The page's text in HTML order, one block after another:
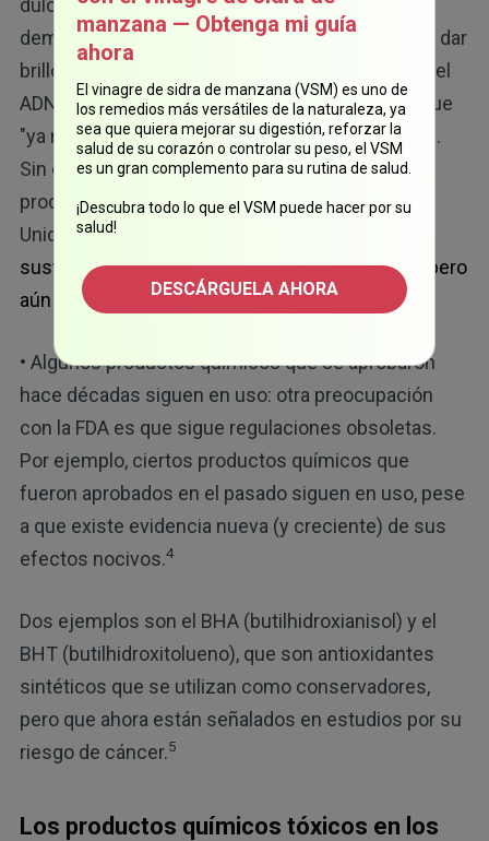
dulces y bocadillos que consume: se ha
demostrado que el dióxido de titanio, usado para dar
brillo a los dulces y alimentos procesados, daña el
ADN. La UE lo prohibió en 2021, argumentando que
"ya no puede considerarse seguro como aditivo".
Sin embargo, todavía se encuentra en muchos
productos de los supermercados de Estados
Unidos. Descubra más información aquí “
sustancia ha sido prohibida en muchos países, pero
aún sigue presente en sus alimentos
• Algunos productos químicos que se aprobaron
hace décadas siguen en uso: otra preocupación
con la FDA es que sigue regulaciones obsoletas.
Por ejemplo, ciertos productos químicos que
fueron aprobados en el pasado siguen en uso, pese
a que existe evidencia nueva (y creciente) de sus
efectos nocivos.4
Dos ejemplos son el BHA (butilhidroxianisol) y el
BHT (butilhidroxitolueno), que son antioxidantes
sintéticos que se utilizan como conservadores,
pero que ahora están señalados en estudios por su
riesgo de cáncer.5
Los productos químicos tóxicos en los
manzana — Obtenga mi guía
ahora
El vinagre de sidra de manzana (VSM) es uno de
los remedios más versátiles de la naturaleza, ya
sea que quiera mejorar su digestión, reforzar la
salud de su corazón o controlar su peso, el VSM
es un gran complemento para su rutina de salud.
¡Descubra todo lo que el VSM puede hacer por su
salud!
DESCÁRGUELA AHORA